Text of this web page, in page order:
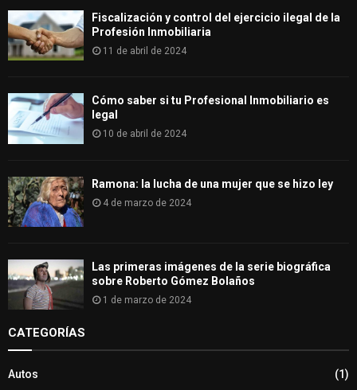
Fiscalización y control del ejercicio ilegal de la
Profesión Inmobiliaria
11 de abril de 2024
Cómo saber si tu Profesional Inmobiliario es
legal
10 de abril de 2024
Ramona: la lucha de una mujer que se hizo ley
4 de marzo de 2024
Las primeras imágenes de la serie biográfica
sobre Roberto Gómez Bolaños
1 de marzo de 2024
CATEGORÍAS
Autos
(1)